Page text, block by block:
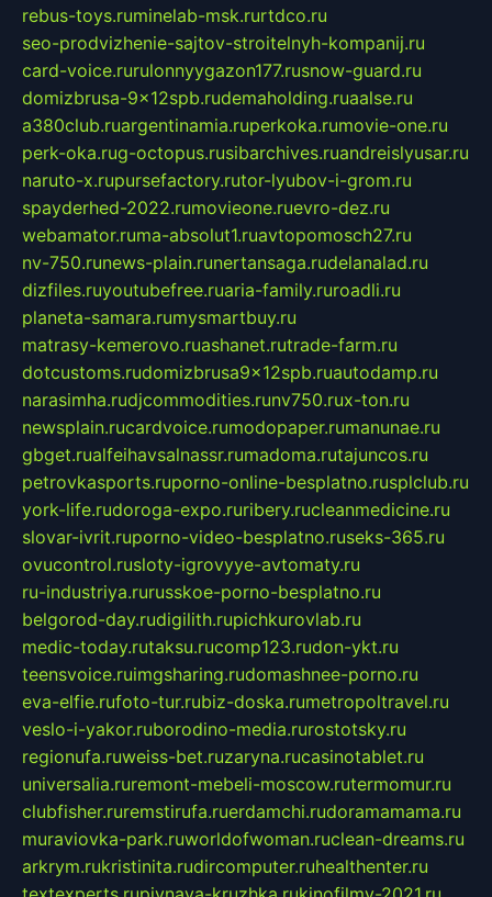
rebus-toys.ruminelab-msk.rurtdco.ru
seo-prodvizhenie-sajtov-stroitelnyh-kompanij.ru
card-voice.rurulonnyygazon177.rusnow-guard.ru
domizbrusa-9x12spb.rudemaholding.ruaalse.ru
a380club.ruargentinamia.ruperkoka.rumovie-one.ru
perk-oka.rug-octopus.rusibarchives.ruandreislyusar.ru
naruto-x.rupursefactory.rutor-lyubov-i-grom.ru
spayderhed-2022.rumovieone.ruevro-dez.ru
webamator.ruma-absolut1.ruavtopomosch27.ru
nv-750.runews-plain.runertansaga.rudelanalad.ru
dizfiles.ruyoutubefree.ruaria-family.ruroadli.ru
planeta-samara.rumysmartbuy.ru
matrasy-kemerovo.ruashanet.rutrade-farm.ru
dotcustoms.rudomizbrusa9x12spb.ruautodamp.ru
narasimha.rudjcommodities.runv750.rux-ton.ru
newsplain.rucardvoice.rumodopaper.rumanunae.ru
gbget.rualfeihavsalnassr.rumadoma.rutajuncos.ru
petrovkasports.ruporno-online-besplatno.rusplclub.ru
york-life.rudoroga-expo.ruribery.rucleanmedicine.ru
slovar-ivrit.ruporno-video-besplatno.ruseks-365.ru
ovucontrol.rusloty-igrovyye-avtomaty.ru
ru-industriya.rurusskoe-porno-besplatno.ru
belgorod-day.rudigilith.rupichkurovlab.ru
medic-today.rutaksu.rucomp123.rudon-ykt.ru
teensvoice.ruimgsharing.rudomashnee-porno.ru
eva-elfie.rufoto-tur.rubiz-doska.rumetropoltravel.ru
veslo-i-yakor.ruborodino-media.rurostotsky.ru
regionufa.ruweiss-bet.ruzaryna.rucasinotablet.ru
universalia.ruremont-mebeli-moscow.rutermomur.ru
clubfisher.ruremstirufa.ruerdamchi.rudoramamama.ru
muraviovka-park.ruworldofwoman.ruclean-dreams.ru
arkrym.rukristinita.rudircomputer.ruhealthenter.ru